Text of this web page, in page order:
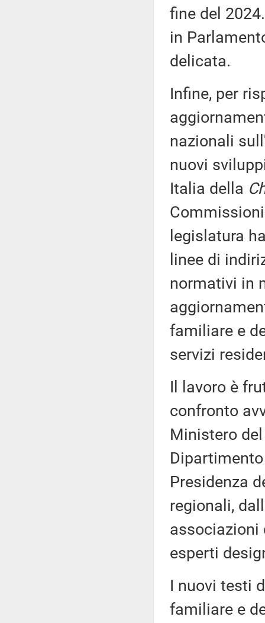
fine del
in
delicata.
Infine, per
nazionali
nuovi
Italia della
legislatura
linee di
normativi in
familiare e
servizi
Il lavoro è
confronto
Ministero
Presidenza
regionali,
associazioni
esperti
I nuovi testi
familiare e